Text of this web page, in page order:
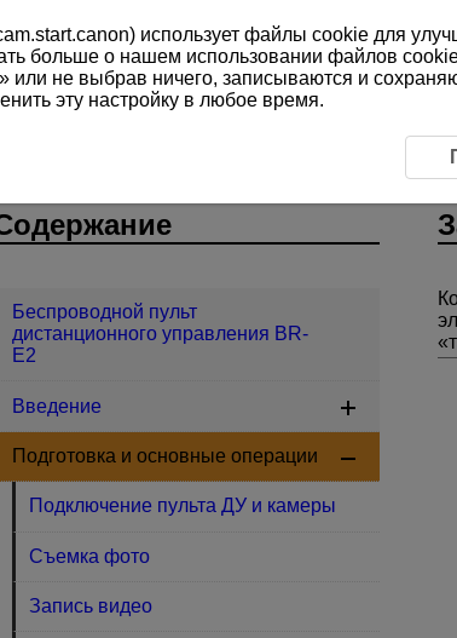
Беспроводной пульт дистанционного управления
Беспроводной пульт
дистанционного управления BR-
E2
Введение
Подготовка и основные операции
Подключение пульта ДУ и камеры
Съемка фото
Запись видео
использует файлы cookie для
больше о нашем использовании файлов
» или не выбрав ничего, записываются и
эту настройку в любое время.